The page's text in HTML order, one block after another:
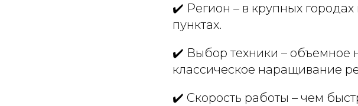
✔️ Регион – в крупных
пунктах.
✔️ Выбор техники – объемное
классическое наращивание
✔️ Скорость работы – чем